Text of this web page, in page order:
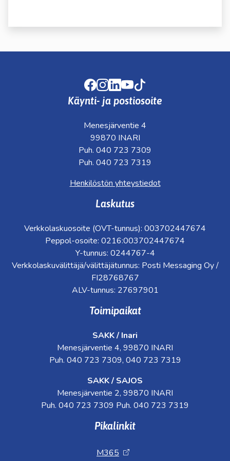
pyyhkäisyliikkeitä.
Facebook
Instagram
LinkedIn
Youtube
Käynti- ja postiosoite
Menesjärventie 4
99870 INARI
Puh. 040 723 7309
Puh. 040 723 7319
Henkilöstön yhteystiedot
Laskutus
Verkkolaskuosoite (OVT-tunnus): 003702447674
Peppol-osoite: 0216:003702447674
Y-tunnus: 0244767-4
Verkkolaskuvälittäjä/välittäjätunnus: Posti Messaging Oy /
FI28768767
ALV-tunnus: 27697901
Toimipaikat
SAKK / Inari
Menesjärventie 4, 99870 INARI
Puh. 040 723 7309, 040 723 7319
SAKK / SAJOS
Menesjärventie 2, 99870 INARI
Puh. 040 723 7309 Puh. 040 723 7319
Pikalinkit
M365